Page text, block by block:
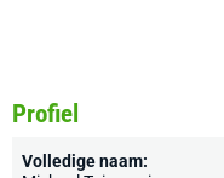
Profiel
Volledige naam: